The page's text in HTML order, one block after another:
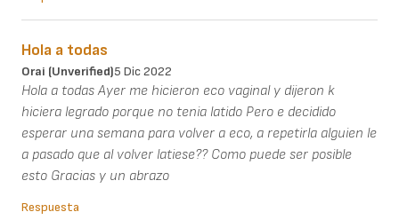
Hola a todas
Orai (unverified)5 Dic 2022
Hola a todas Ayer me hicieron eco vaginal y dijeron k
hiciera legrado porque no tenia latido Pero e decidido
esperar una semana para volver a eco, a repetirla alguien le
a pasado que al volver latiese?? Como puede ser posible
esto Gracias y un abrazo
Respuesta